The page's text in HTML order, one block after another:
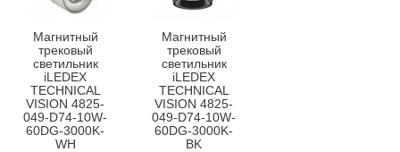
Магнитный
трековый
светильник
iLEDEX
TECHNICAL
VISION 4825-
049-D74-10W-
60DG-3000K-
WH
Магнитный
трековый
светильник
iLEDEX
TECHNICAL
VISION 4825-
049-D74-10W-
60DG-3000K-
BK